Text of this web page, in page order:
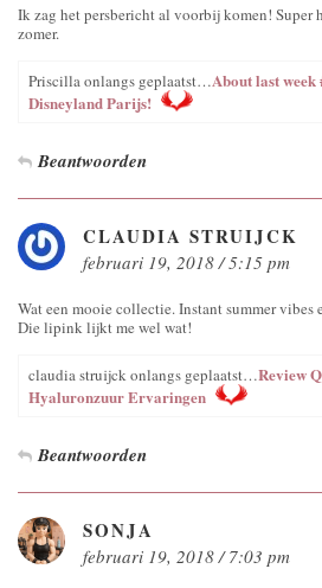
Ik zag het persbericht al voorbij komen! Super
zomer.
Priscilla onlangs geplaatst…About last
Disneyland Parijs!
Beantwoorden
CLAUDIA STRUIJCK
februari 19, 2018 / 5:15 pm
Wat een mooie collectie. Instant summer vibes
Die lipink lijkt me wel wat!
claudia struijck onlangs geplaatst…Review
Hyaluronzuur Ervaringen
Beantwoorden
SONJA
februari 19, 2018 / 7:03 pm